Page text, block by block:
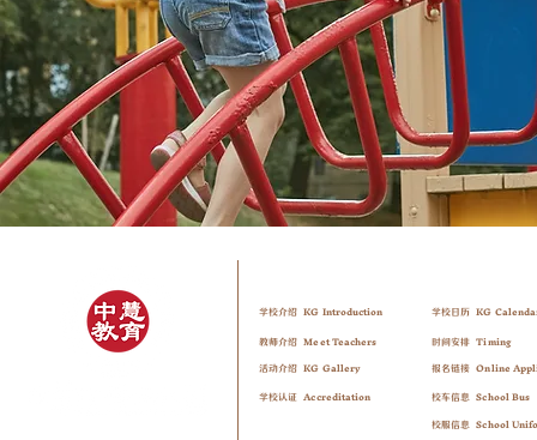
学校介绍KG Introduction
教师介绍MeetTeachers
活动介绍KG Gallery
学校认证Accreditation
学校日历KG Cale​n
时间安排Timing
报名链接Online
校车信息School Bus
校服信息School